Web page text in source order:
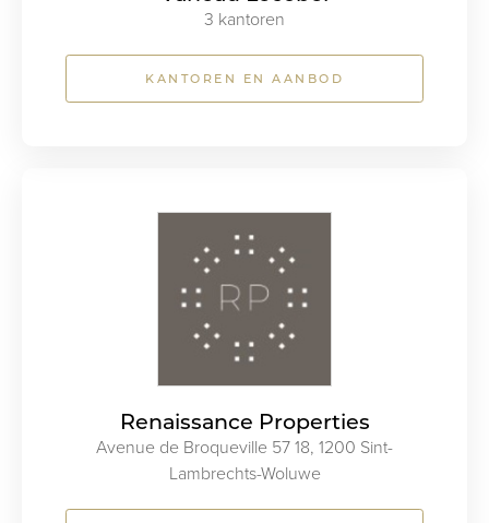
3 kantoren
KANTOREN EN AANBOD
Renaissance Properties
Avenue de Broqueville 57 18, 1200 Sint-
Lambrechts-Woluwe